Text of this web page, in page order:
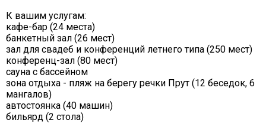
К вашим услугам:
кафе-бар (24 места)
банкетный зал (26 мест)
зал для свадеб и конференций летнего типа (250 мест)
конференц-зал (80 мест)
сауна с бассейном
зона отдыха - пляж на берегу речки Прут (12 беседок, 6
мангалов)
автостоянка (40 машин)
бильярд (2 стола)